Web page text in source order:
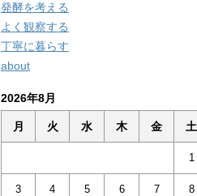
発酵を考える
よく観察する
丁寧に暮らす
about
2026年8月
月 火 水 木 金 土
1
3 4 5 6 7 8